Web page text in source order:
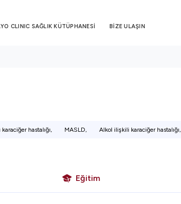
CLINIC SAĞLIK KÜTÜPHANESİ BİZE ULAŞIN
karaciğer hastalığı, MASLD, Alkol ilişkili karaciğer hastalığı,
Eğitim